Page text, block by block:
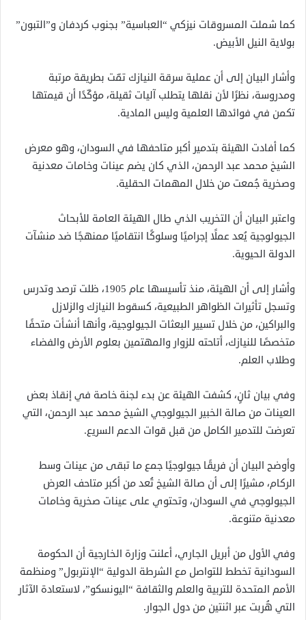
كما شملت المسروقات نيزكي “العباسية” بجنوب كردفان و”التبون”
بولاية النيل الأبيض.
وأشار البيان إلى أن عملية سرقة النيازك تمّت بطريقة مرتبة
ومدروسة، نظرًا لأن نقلها يتطلب آليات ثقيلة، مؤكّدًا أن قيمتها
تكمن في فوائدها العلمية وليس المادية.
كما أفادت الهيئة بتدمير أكبر متاحفها في السودان، وهو معرض
الشيخ محمد عبد الرحمن، الذي كان يضم عينات وخامات معدنية
وصخرية جُمعت من خلال المهمات الحقلية.
واعتبر البيان أن التخريب الذي طال الهيئة العامة للأبحاث
الجيولوجية يُعد عملًا إجراميًا وسلوكًا انتقاميًا ممنهجًا ضد منشآت
الدولة الحيوية.
وأشار إلى أن الهيئة، منذ تأسيسها عام 1905، ظلت ترصد وتدرس
وتسجل تأثيرات الظواهر الطبيعية، كسقوط النيازك والزلازل
والبراكين، من خلال تسيير البعثات الجيولوجية، وأنها أنشأت متحفًا
متخصصًا للنيازك، أتاحته للزوار والمهتمين بعلوم الأرض والفضاء
وطلاب العلم.
وفي بيان ثانٍ، كشفت الهيئة عن بدء لجنة خاصة في إنقاذ بعض
العينات من صالة الخبير الجيولوجي الشيخ محمد عبد الرحمن، التي
تعرضت للتدمير الكامل من قبل قوات الدعم السريع.
وأوضح البيان أن فريقًا جيولوجيًا جمع ما تبقى من عينات وسط
الركام، مشيرًا إلى أن صالة الشيخ تُعد من أكبر متاحف العرض
الجيولوجي في السودان، وتحتوي على عينات صخرية وخامات
معدنية متنوعة.
وفي الأول من أبريل الجاري، أعلنت وزارة الخارجية أن الحكومة
السودانية تخطط للتواصل مع الشرطة الدولية “الإنتربول” ومنظمة
الأمم المتحدة للتربية والعلم والثقافة “اليونسكو”، لاستعادة الآثار
التي هُربت عبر اثنتين من دول الجوار.